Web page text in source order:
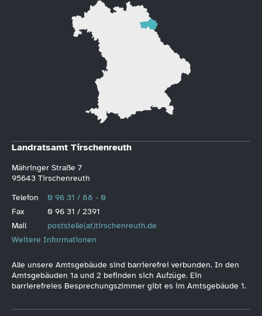
Landratsamt Tirschenreuth
Mähringer Straße 7
95643 Tirschenreuth
Telefon
0 96 31 / 88 - 0
Fax
0 96 31 / 2391
Mail
poststelle(at)tirschenreuth.de
Weitere Informationen
Alle unsere Amtsgebäude sind barrierefrei verbunden. In den
Amtsgebäuden 1a und 2 befinden sich Aufzüge. Ein
barrierefreies Besprechungszimmer gibt es im Amtsgebäude 1.